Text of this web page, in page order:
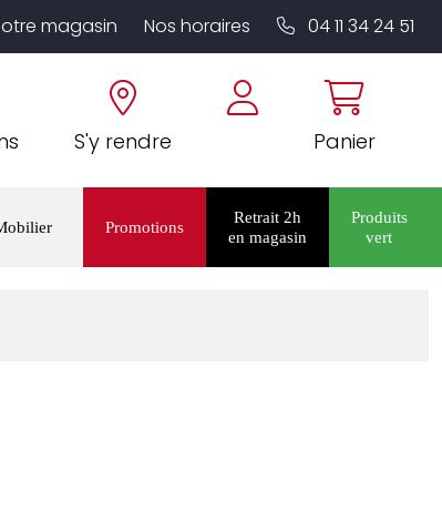
magasin Nos horaires 04 11 34 24 51
S'y rendre Panier
Promotions
Retrait 2h
en magasin
Produits
vert